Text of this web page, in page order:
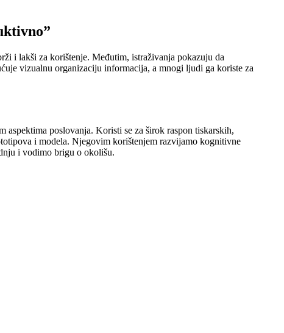
i lakši za korištenje. Međutim, istraživanja pokazuju da
vizualnu organizaciju informacija, a mnogi ljudi ga koriste za
poslovanja. Koristi se za širok raspon tiskarskih,
i modela. Njegovim korištenjem razvijamo kognitivne
i vodimo brigu o okolišu.